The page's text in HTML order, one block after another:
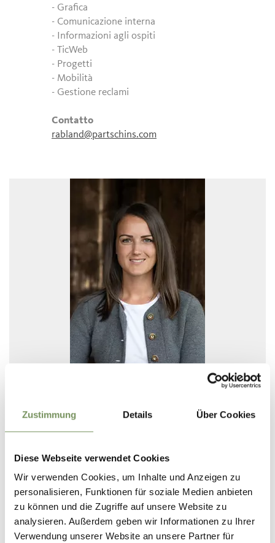
Zustimmung Details Über Cookies
Diese Webseite verwendet Cookies
Wir verwenden Cookies, um Inhalte und Anzeigen zu
personalisieren, Funktionen für soziale Medien anbieten
zu können und die Zugriffe auf unsere Website zu
analysieren. Außerdem geben wir Informationen zu Ihrer
Verwendung unserer Website an unsere Partner für
- Grafica
- Comunicazione interna
- Informazioni agli ospiti
- TicWeb
- Progetti
- Mobilità
- Gestione reclami
Contatto
rabland@partschins.com
maternità
Ambiti di competenza:
- Event management
- Consulente strutture ricettive
- Accompagnatrice di media montagna
- Comunicazione interna